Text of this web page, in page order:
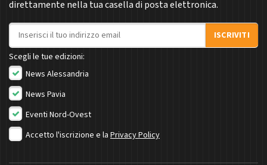
direttamente nella tua casella di posta elettronica.
Indirizzo email
ISCRIVITI
Scegli le tue edizioni:
News Alessandria
News Pavia
Eventi Nord-Ovest
Accetto l'iscrizione e la Privacy Policy